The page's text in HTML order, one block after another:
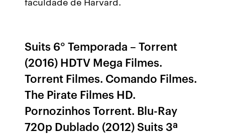
Suits 6° Temporada – Torrent
(2016) HDTV Mega Filmes.
Torrent Filmes. Comando Filmes.
The Pirate Filmes HD.
Pornozinhos Torrent. Blu-Ray
720p Dublado (2012) Suits 3ª